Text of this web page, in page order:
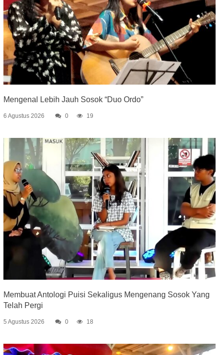
Mengenal Lebih Jauh Sosok “Duo Ordo”
6 Agustus 2026 0 19
Membuat Antologi Puisi Sekaligus Mengenang Sosok Yang
Telah Pergi
5 Agustus 2026 0 18